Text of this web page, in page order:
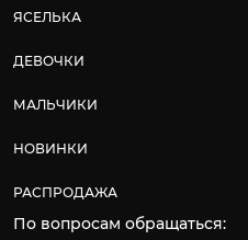
ЯСЕЛЬКА
ДЕВОЧКИ
МАЛЬЧИКИ
НОВИНКИ
РАСПРОДАЖА
По вопросам обращаться: